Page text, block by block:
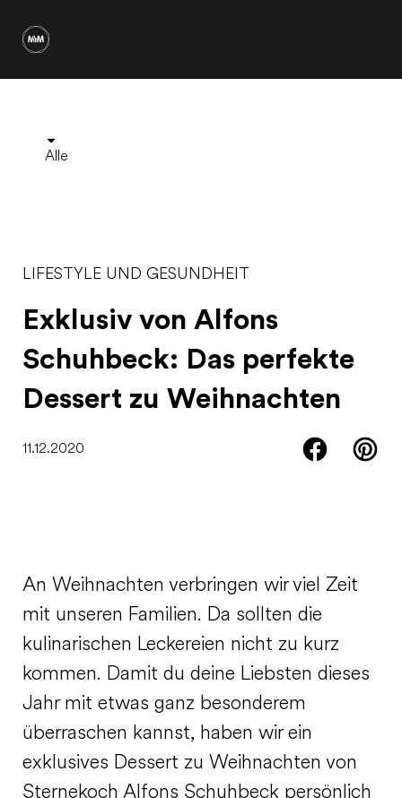
Alle
LIFESTYLE UND GESUNDHEIT
Exklusiv von Alfons
Schuhbeck: Das perfekte
Dessert zu Weihnachten
11.12.2020
An Weihnachten verbringen wir viel Zeit
mit unseren Familien. Da sollten die
kulinarischen Leckereien nicht zu kurz
kommen. Damit du deine Liebsten dieses
Jahr mit etwas ganz besonderem
überraschen kannst, haben wir ein
exklusives Dessert zu Weihnachten von
Sternekoch Alfons Schuhbeck persönlich